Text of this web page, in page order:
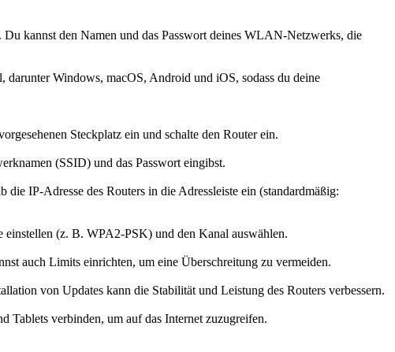
kannst den Namen und das Passwort deines WLAN-Netzwerks, die
Windows, macOS, Android und iOS, sodass du deine
Steckplatz ein und schalte den Router ein.
(SSID) und das Passwort eingibst.
IP-Adresse des Routers in die Adressleiste ein (standardmäßig:
(z. B. WPA2-PSK) und den Kanal auswählen.
auch Limits einrichten, um eine Überschreitung zu vermeiden.
von Updates kann die Stabilität und Leistung des Routers verbessern.
verbinden, um auf das Internet zuzugreifen.